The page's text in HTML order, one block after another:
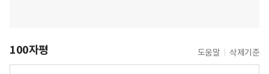
100자평 도움말 삭제기준